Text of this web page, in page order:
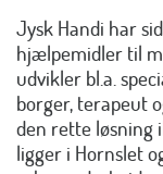
Jysk Handi har
hjælpemidler til
udvikler bl.a.
borger, terapeut
den rette løsning
ligger i Hornslet